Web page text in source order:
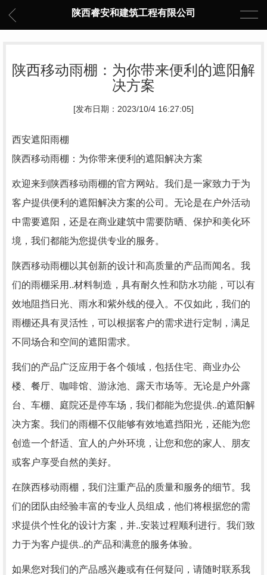
陕西睿安和建筑工程有限公司
陕西移动雨棚：为你带来便利的遮阳解
决方案
[发布日期：2023/10/4 16:27:05]
西安遮阳雨棚
陕西移动雨棚：为你带来便利的遮阳解决方案
欢迎来到陕西移动雨棚的官方网站。我们是一家致力于为
客户提供便利的遮阳解决方案的公司。无论是在户外活动
中需要遮阳，还是在商业建筑中需要防晒、保护和美化环
境，我们都能为您提供专业的服务。
陕西移动雨棚以其创新的设计和高质量的产品而闻名。我
们的雨棚采用..材料制造，具有耐久性和防水功能，可以有
效地阻挡日光、雨水和紫外线的侵入。不仅如此，我们的
雨棚还具有灵活性，可以根据客户的需求进行定制，满足
不同场合和空间的遮阳需求。
我们的产品广泛应用于各个领域，包括住宅、商业办公
楼、餐厅、咖啡馆、游泳池、露天市场等。无论是户外露
台、车棚、庭院还是停车场，我们都能为您提供..的遮阳解
决方案。我们的雨棚不仅能够有效地遮挡阳光，还能为您
创造一个舒适、宜人的户外环境，让您和您的家人、朋友
或客户享受自然的美好。
在陕西移动雨棚，我们注重产品的质量和服务的细节。我
们的团队由经验丰富的专业人员组成，他们将根据您的需
求提供个性化的设计方案，并..安装过程顺利进行。我们致
力于为客户提供..的产品和满意的服务体验。
如果您对我们的产品感兴趣或有任何疑问，请随时联系我